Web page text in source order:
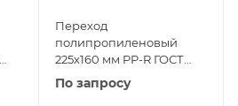
Переход
полипропиленовый
225х160 мм PP-R ГОСТ
32415-2013
По запросу